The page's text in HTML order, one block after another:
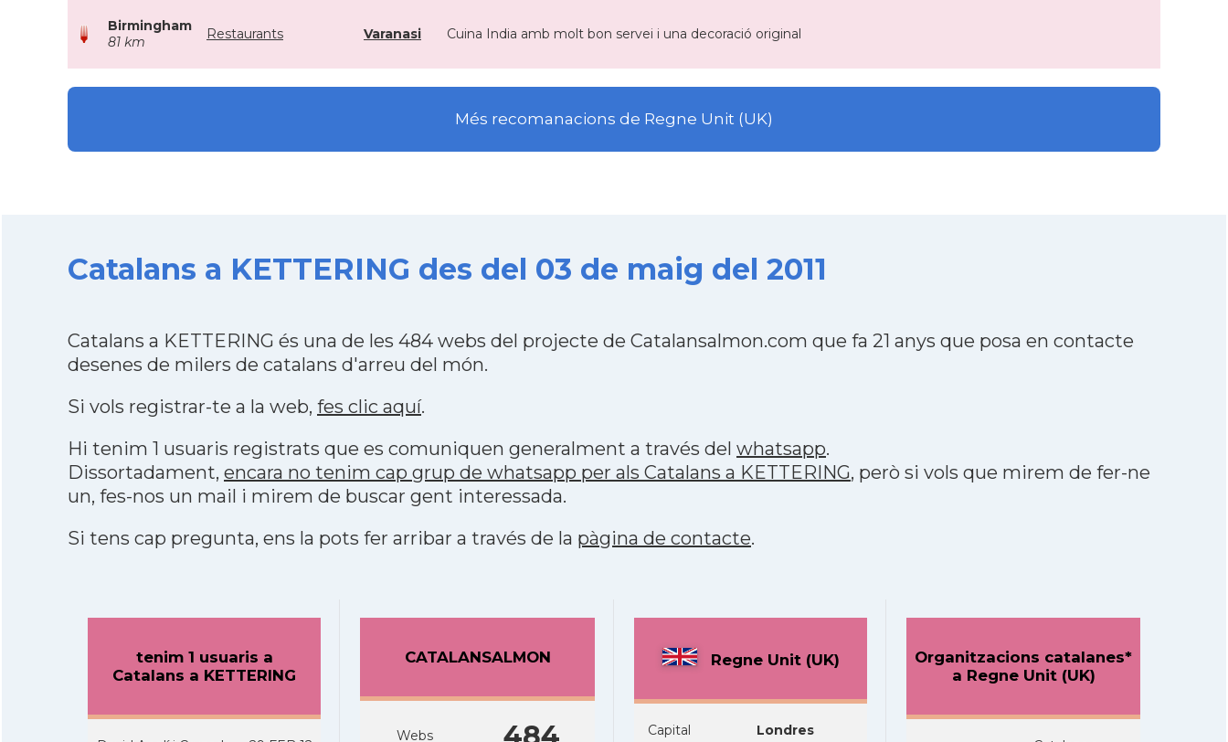
Birmingham
81 km
Restaurants Varanasi Cuina India amb molt bon servei i una decoració original
Més recomanacions de Regne Unit (UK)
Catalans a KETTERING des del 03 de maig del 2011
Catalans a KETTERING és una de les 484 webs del projecte de Catalansalmon.com que fa 21 anys que posa en contacte
desenes de milers de catalans d'arreu del món.
Si vols registrar-te a la web, fes clic aquí.
Hi tenim 1 usuaris registrats que es comuniquen generalment a través del whatsapp.
Dissortadament, encara no tenim cap grup de whatsapp per als Catalans a KETTERING, però si vols que mirem de fer-ne
un, fes-nos un mail i mirem de buscar gent interessada.
Si tens cap pregunta, ens la pots fer arribar a través de la pàgina de contacte.
tenim 1 usuaris a
Catalans a KETTERING
CATALANSALMON
Webs
Regne Unit (UK)
Capital Londres
Organitzacions catalanes*
a Regne Unit (UK)